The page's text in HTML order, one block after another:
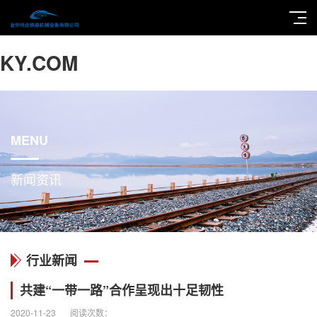
KY.COM
MENU
新闻资讯
行业新闻
共建“一带一路”合作呈现出十足韧性
2020-11-23 阅读次数：